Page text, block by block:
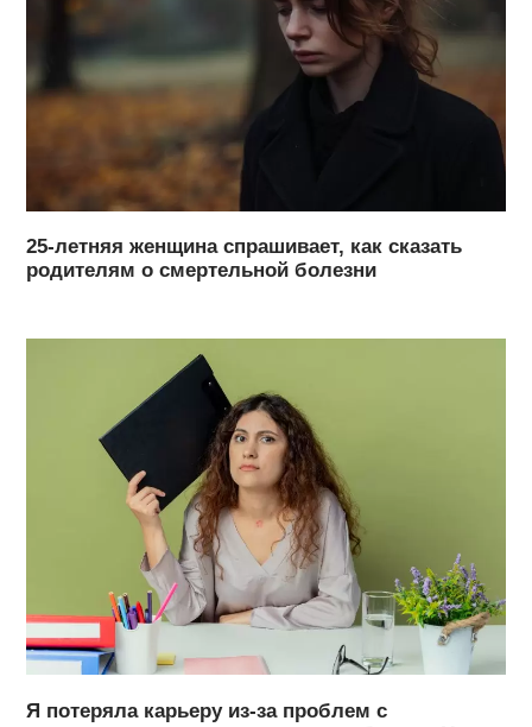
25-летняя женщина спрашивает, как сказать
родителям о смертельной болезни
Я потеряла карьеру из-за проблем с